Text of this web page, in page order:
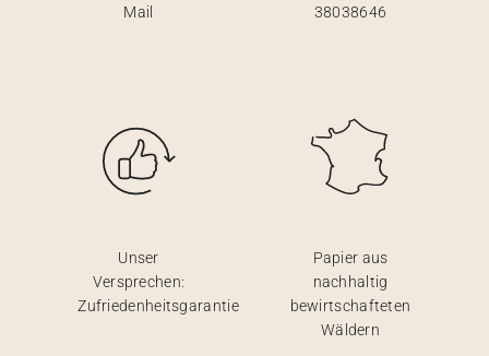
Mail
38038646
Unser
Versprechen:
Zufriedenheitsgarantie
Papier aus
nachhaltig
bewirtschafteten
Wäldern